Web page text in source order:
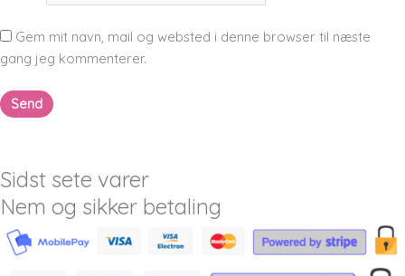
Gem mit navn, mail og websted i denne browser til næste
gang jeg kommenterer.
Sidst sete varer
Nem og sikker betaling